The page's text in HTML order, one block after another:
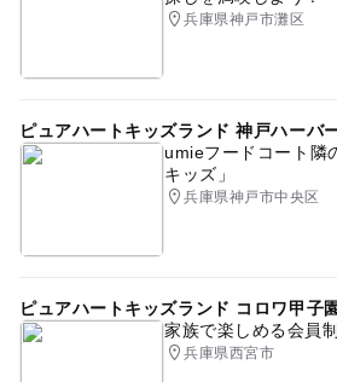
兵庫県神戸市灘区
ピュアハートキッズランド 神戸ハーバ
umieフードコート隣
キッズ」
兵庫県神戸市中央区
ピュアハートキッズランド コロワ甲子園
家族で楽しめる会員
兵庫県西宮市